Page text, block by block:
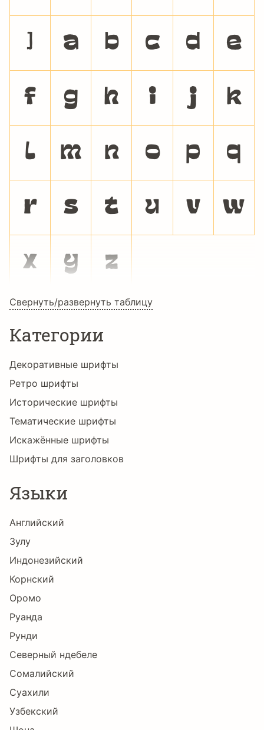
] a b c d e
f g h i j k
l m n o p q
r s t u v w
x y z
Свернуть/развернуть таблицу
Категории
Декоративные шрифты
Ретро шрифты
Исторические шрифты
Тематические шрифты
Искажённые шрифты
Шрифты для заголовков
Языки
Английский
Зулу
Индонезийский
Корнский
Оромо
Руанда
Рунди
Северный ндебеле
Сомалийский
Суахили
Узбекский